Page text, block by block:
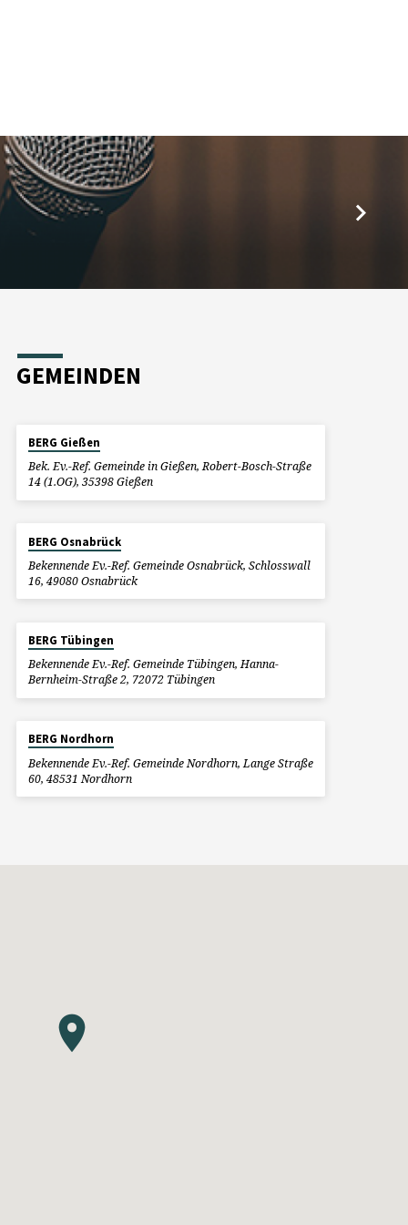
GEMEINDEN
BERG Gießen
Bek. Ev.-Ref. Gemeinde in Gießen, Robert-Bosch-Straße
14 (1.OG), 35398 Gießen
BERG Osnabrück
Bekennende Ev.-Ref. Gemeinde Osnabrück, Schlosswall
16, 49080 Osnabrück
BERG Tübingen
Bekennende Ev.-Ref. Gemeinde Tübingen, Hanna-
Bernheim-Straße 2, 72072 Tübingen
BERG Nordhorn
Bekennende Ev.-Ref. Gemeinde Nordhorn, Lange Straße
60, 48531 Nordhorn